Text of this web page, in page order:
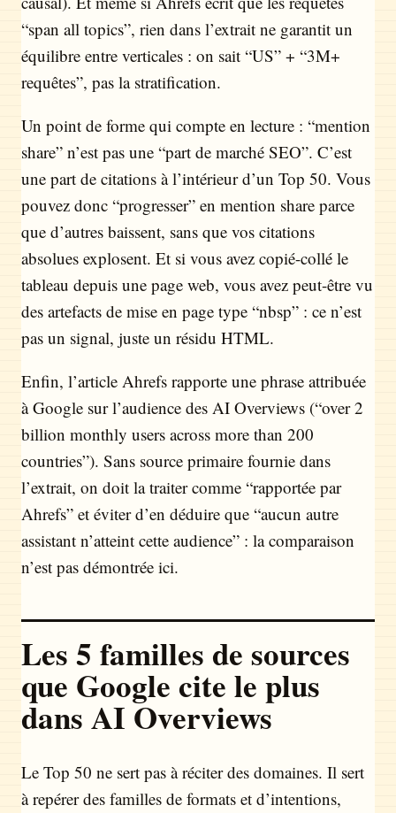
“span all topics”, rien dans l’extrait ne garantit un
équilibre entre verticales : on sait “US” + “3M+
requêtes”, pas la stratification.
Un point de forme qui compte en lecture : “mention
share” n’est pas une “part de marché SEO”. C’est
une part de citations à l’intérieur d’un Top 50. Vous
pouvez donc “progresser” en mention share parce
que d’autres baissent, sans que vos citations
absolues explosent. Et si vous avez copié-collé le
tableau depuis une page web, vous avez peut-être vu
des artefacts de mise en page type “nbsp” : ce n’est
pas un signal, juste un résidu HTML.
Enfin, l’article Ahrefs rapporte une phrase attribuée
à Google sur l’audience des AI Overviews (“over 2
billion monthly users across more than 200
countries”). Sans source primaire fournie dans
l’extrait, on doit la traiter comme “rapportée par
Ahrefs” et éviter d’en déduire que “aucun autre
assistant n’atteint cette audience” : la comparaison
n’est pas démontrée ici.
Les 5 familles de sources
que Google cite le plus
dans AI Overviews
Le Top 50 ne sert pas à réciter des domaines. Il sert
à repérer des familles de formats et d’intentions,